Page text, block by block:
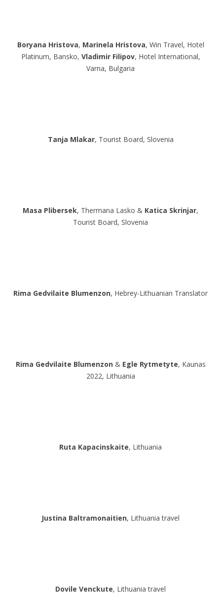
Boryana Hristova, Marinela Hristova, Win Travel, Hotel
Platinum, Bansko, Vladimir Filipov, Hotel International,
Varna, Bulgaria
Tanja Mlakar, Tourist Board, Slovenia
Masa Plibersek, Thermana Lasko & Katica Skrinjar,
Tourist Board, Slovenia
Rima Gedvilaite Blumenzon, Hebrey-Lithuanian Translator
Rima Gedvilaite Blumenzon& Egle Rytmetyte, Kaunas
2022, Lithuania
Ruta Kapacinskaite, Lithuania
Justina Baltramonaitien, Lithuania travel
Dovile Venckute, Lithuania travel